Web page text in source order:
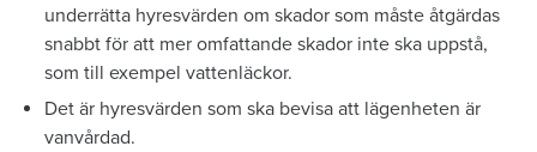
underrätta hyresvärden om skador som måste åtgärdas
snabbt för att mer omfattande skador inte ska uppstå,
som till exempel vattenläckor.
Det är hyresvärden som ska bevisa att lägenheten är
vanvårdad.